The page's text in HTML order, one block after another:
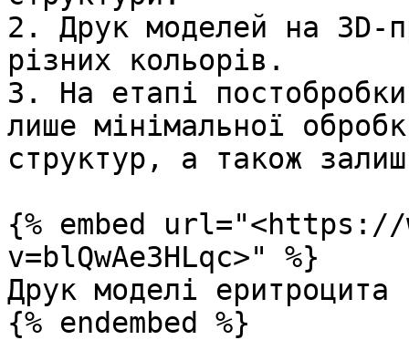
2. Друк моделей на 3D-
різних кольорів.
3. На етапі
лише мінімальної
структур, а також
{% embed url="<https://
v=blQwAe3HLqc>" %}
Друк моделі еритроцита
{% endembed %}